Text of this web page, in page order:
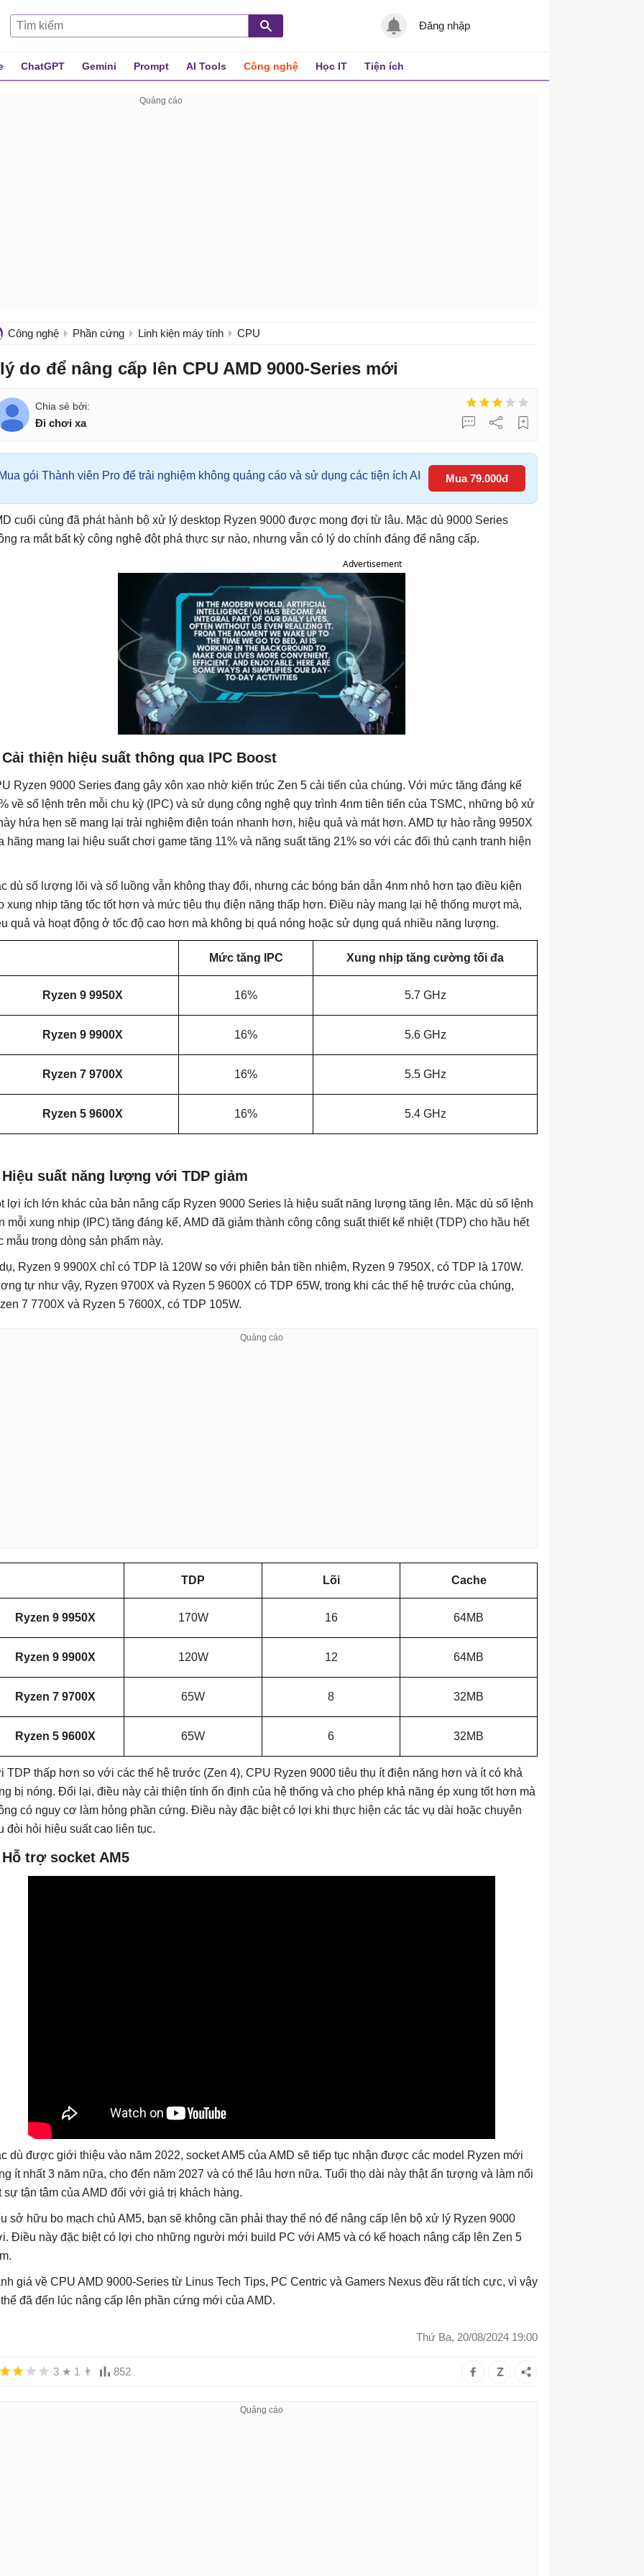
Đăng nhập
ChatGPT Gemini Prompt AI Tools Công nghệ Học IT Tiện ích
Công nghệ Phần cứng Linh kiện máy tính CPU
do để nâng cấp lên CPU AMD 9000-Series mới
Đi chơi xa
gói Thành viên Pro để trải nghiệm không quảng cáo và sử dụng các tiện ích AI Mua 79.000đ
cuối cùng đã phát hành bộ xử lý desktop Ryzen 9000 được mong đợi từ lâu. Mặc dù 9000 Series
ra mắt bất kỳ công nghệ đột phá thực sự nào, nhưng vẫn có lý do chính đáng để nâng cấp.
Advertisement
thiện hiệu suất thông qua IPC Boost
Ryzen 9000 Series đang gây xôn xao nhờ kiến ​​trúc Zen 5 cải tiến của chúng. Với mức tăng đáng kể
về số lệnh trên mỗi chu kỳ (IPC) và sử dụng công nghệ quy trình 4nm tiên tiến của TSMC, những bộ xử
hứa hẹn sẽ mang lại trải nghiệm điện toán nhanh hơn, hiệu quả và mát hơn. AMD tự hào rằng 9950X
hãng mang lại hiệu suất chơi game tăng 11% và năng suất tăng 21% so với các đối thủ cạnh tranh hiện
dù số lượng lõi và số luồng vẫn không thay đổi, nhưng các bóng bán dẫn 4nm nhỏ hơn tạo điều kiện
xung nhịp tăng tốc tốt hơn và mức tiêu thụ điện năng thấp hơn. Điều này mang lại hệ thống mượt mà,
quả và hoạt động ở tốc độ cao hơn mà không bị quá nóng hoặc sử dụng quá nhiều năng lượng.
Mức tăng IPC Xung nhịp tăng cường tối đa
Ryzen 9 9950X 16% 5.7 GHz
Ryzen 9 9900X 16% 5.6 GHz
Ryzen 7 9700X 16% 5.5 GHz
Ryzen 5 9600X 16% 5.4 GHz
Hiệu suất năng lượng với TDP giảm
lợi ích lớn khác của bản nâng cấp Ryzen 9000 Series là hiệu suất năng lượng tăng lên. Mặc dù số lệnh
mỗi xung nhịp (IPC) tăng đáng kể, AMD đã giảm thành công công suất thiết kế nhiệt (TDP) cho hầu hết
mẫu trong dòng sản phẩm này.
Ryzen 9 9900X chỉ có TDP là 120W so với phiên bản tiền nhiệm, Ryzen 9 7950X, có TDP là 170W.
tự như vậy, Ryzen 9700X và Ryzen 5 9600X có TDP 65W, trong khi các thế hệ trước của chúng,
7 7700X và Ryzen 5 7600X, có TDP 105W.
TDP Lõi Cache
Ryzen 9 9950X 170W 16 64MB
Ryzen 9 9900X 120W 12 64MB
Ryzen 7 9700X 65W 8 32MB
Ryzen 5 9600X 65W 6 32MB
TDP thấp hơn so với các thế hệ trước (Zen 4), CPU Ryzen 9000 tiêu thụ ít điện năng hơn và ít có khả
bị nóng. Đổi lại, điều này cải thiện tính ổn định của hệ thống và cho phép khả năng ép xung tốt hơn mà
có nguy cơ làm hỏng phần cứng. Điều này đặc biệt có lợi khi thực hiện các tác vụ dài hoặc chuyên
đòi hỏi hiệu suất cao liên tục.
trợ socket AM5
dù được giới thiệu vào năm 2022, socket AM5 của AMD sẽ tiếp tục nhận được các model Ryzen mới
ít nhất 3 năm nữa, cho đến năm 2027 và có thể lâu hơn nữa. Tuổi thọ dài này thật ấn tượng và làm nổi
sự tận tâm của AMD đối với giá trị khách hàng.
sở hữu bo mạch chủ AM5, bạn sẽ không cần phải thay thế nó để nâng cấp lên bộ xử lý Ryzen 9000
Điều này đặc biệt có lợi cho những người mới build PC với AM5 và có kế hoạch nâng cấp lên Zen 5
giá về CPU AMD 9000-Series từ Linus Tech Tips, PC Centric và Gamers Nexus đều rất tích cực, vì vậy
đã đến lúc nâng cấp lên phần cứng mới của AMD.
Thứ Ba, 20/08/2024 19:00
3 ★ 1 👨 852